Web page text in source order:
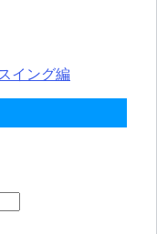
イング編